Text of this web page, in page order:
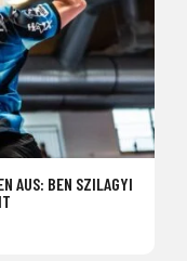
AUS: BEN SZILAGYI